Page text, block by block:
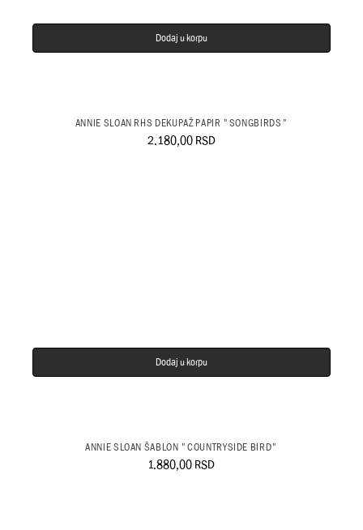
Dodaj u korpu
ANNIE SLOAN RHS DEKUPAŽ PAPIR "SONGBIRDS"
2.180,00RSD
Dodaj u korpu
ANNIE SLOAN ŠABLON "COUNTRYSIDE BIRD"
1.880,00 RSD